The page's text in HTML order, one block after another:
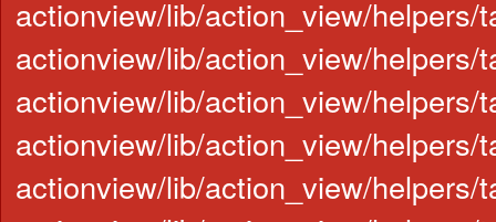
actionview/lib/action_view/helpers/
actionview/lib/action_view/helpers/
actionview/lib/action_view/
actionview/lib/action_view/helpers/
actionview/lib/action_view/helpers/